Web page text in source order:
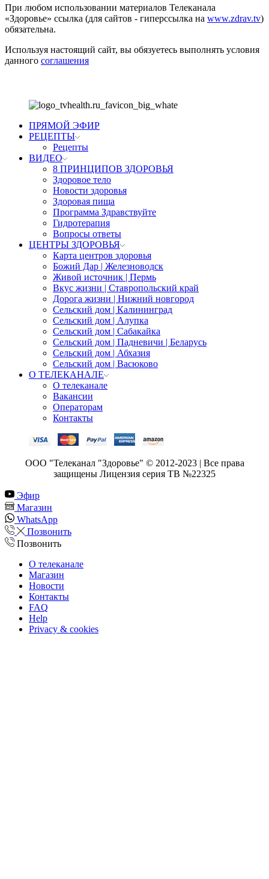
При любом использовании материалов Телеканала
«Здоровье» ссылка (для сайтов - гиперссылка на www.zdrav.tv)
обязательна.
Используя настоящий сайт, вы обязуетесь выполнять условия
данного соглашения
ПРЯМОЙ ЭФИР
РЕЦЕПТЫ
Рецепты
ВИДЕО
8 ПРИНЦИПОВ ЗДОРОВЬЯ
Здоровое тело
Новости здоровья
Здоровая пища
Программа Здравствуйте
Гидротерапия
Вопросы ответы
ЦЕНТРЫ ЗДОРОВЬЯ
Карта центров здоровья
Божий Дар | Железноводск
Живой источник | Пермь
Вкус жизни | Ставропольский край
Дорога жизни | Нижний новгород
Сельский дом | Калининград
Сельский дом | Алупка
Сельский дом | Сабакайка
Сельский дом | Падневичи | Беларусь
Сельский дом | Абхазия
Сельский дом | Васюково
О ТЕЛЕКАНАЛЕ
О телеканале
Вакансии
Операторам
Контакты
ООО "Телеканал "Здоровье" © 2012-2023 | Все права
защищены Лицензия серия ТВ №22325
Эфир
Магазин
WhatsApp
Позвонить
Позвонить
О телеканале
Магазин
Новости
Контакты
FAQ
Help
Privacy & cookies